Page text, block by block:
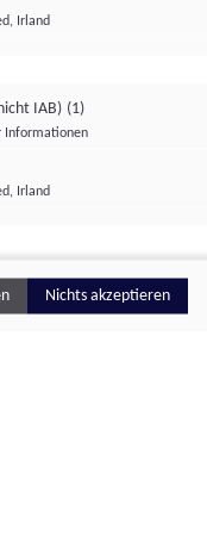
Irland
IAB) (1)
Informationen
Irland
Nichts akzeptieren